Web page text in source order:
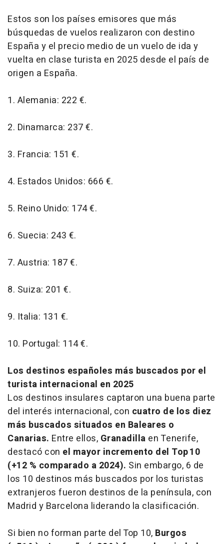
Estos son los países emisores que más
búsquedas de vuelos realizaron con destino
España y el precio medio de un vuelo de ida y
vuelta en clase turista en 2025 desde el país de
origen a España.
1. Alemania: 222 €.
2. Dinamarca: 237 €.
3. Francia: 151 €.
4. Estados Unidos: 666 €.
5. Reino Unido: 174 €.
6. Suecia: 243 €.
7. Austria: 187 €.
8. Suiza: 201 €.
9. Italia: 131 €.
10. Portugal: 114 €.
Los destinos españoles más buscados por el
turista internacional en 2025
Los destinos insulares captaron una buena parte
del interés internacional, con cuatro de los diez
más buscados situados en Baleares o
Canarias. Entre ellos, Granadilla en Tenerife,
destacó con el mayor incremento del Top 10
(+12 % comparado a 2024). Sin embargo, 6 de
los 10 destinos más buscados por los turistas
extranjeros fueron destinos de la península, con
Madrid y Barcelona liderando la clasificación.
Si bien no forman parte del Top 10, Burgos